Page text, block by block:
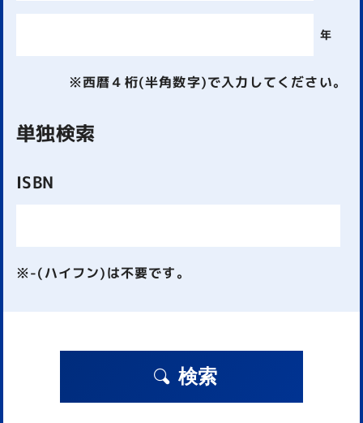
年
※西暦４桁(半角数字)で入力してください。
単独検索
ISBN
※-(ハイフン)は不要です。
検索